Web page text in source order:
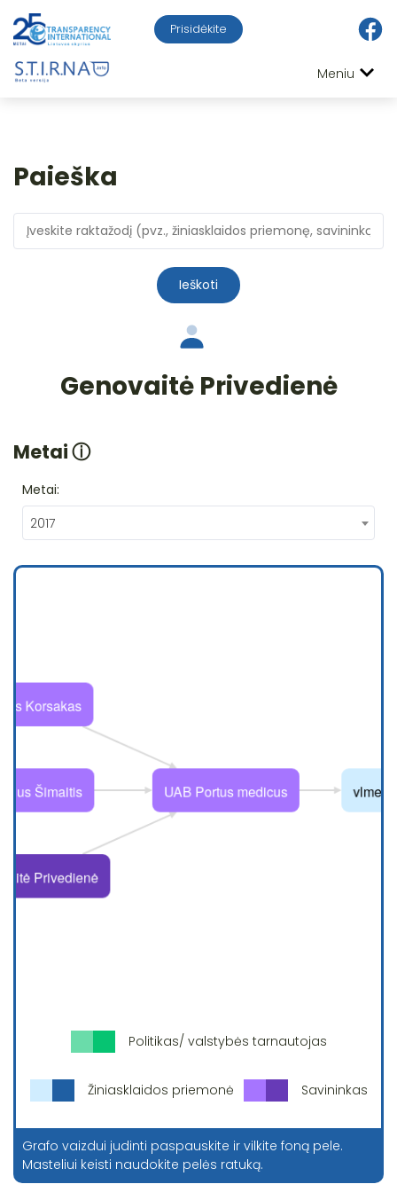
Prisidėkite
Meniu
Paieška
Ieškoti
Genovaitė Privedienė
Metaiⓘ
Metai:
2017
Politikas/ valstybės tarnautojas
Žiniasklaidos priemonė Savininkas
Grafo vaizdui judinti paspauskite ir vilkite foną pele.
Masteliui keisti naudokite pelės ratuką.